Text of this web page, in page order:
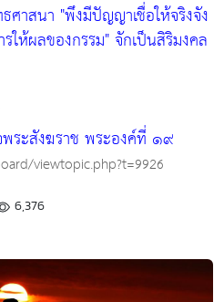
ศาสนา "พึงมีปัญญาเชื่อให้จริงจัง
ให้ผลของกรรม"จักเป็นสิริมงคล
ระสังฆราช พระองค์ที่ ๑๙
viewtopic.php?t=9926
6,376